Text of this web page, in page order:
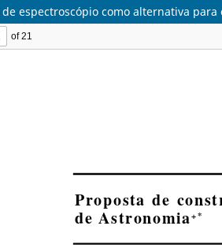
espectroscópio como alternativa